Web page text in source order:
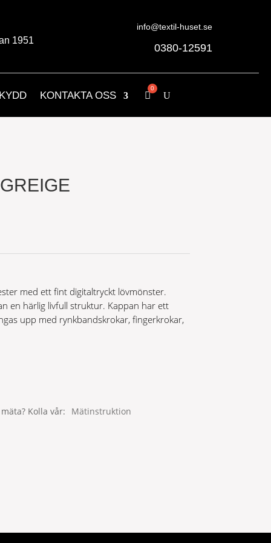
1951
info@textil-huset.se
0380-12591
KONTAKTA OSS
med ett fint digitaltryckt lövmönster.
en härlig livfull struktur. Kappan har ett
upp med rynkbandskrokar, fingerkrokar,
Kolla vår Mätinstruktion